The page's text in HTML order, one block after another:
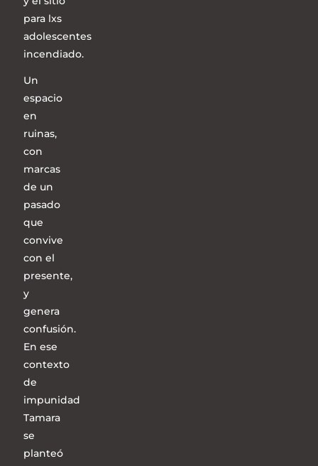
para lxs
adolescentes
incendiado.
Un
espacio
en
ruinas,
con
marcas
de un
pasado
que
convive
con el
presente,
y
genera
confusión.
En ese
contexto
de
impunidad
Tamara
se
planteó